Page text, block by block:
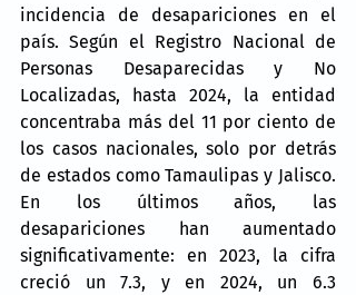
incidencia de desapariciones en el
país. Según el Registro Nacional de
Personas Desaparecidas y No
Localizadas, hasta 2024, la entidad
concentraba más del 11 por ciento de
los casos nacionales, solo por detrás
de estados como Tamaulipas y Jalisco.
En los últimos años, las
desapariciones han aumentado
significativamente: en 2023, la cifra
creció un 7.3, y en 2024, un 6.3